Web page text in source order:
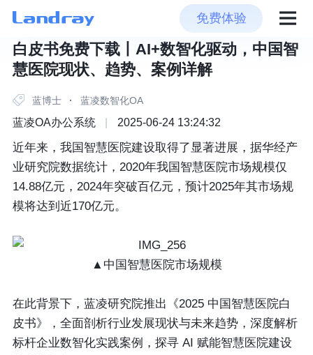
免费体验
白皮书免费下载丨AI+数智化驱动，中国智
慧医院现状、趋势、案例详解
蓝博士 · 蓝凌数智化OA
蓝凌OA办公系统 2025-06-24 13:24:32
近年来，我国智慧医院建设取得了显著进展，据华经产
业研究院数据统计，2020年我国智慧医院市场规模仅
14.88亿元，2024年突破百亿元，预计2025年其市场规
模将达到近170亿元。
▲中国智慧医院市场规模
在此背景下，蓝凌研究院推出《2025 中国智慧医院白
皮书》，全面剖析行业发展现状与未来趋势，深度解析
标杆企业数智化实践案例，探寻 AI 赋能智慧医院建设